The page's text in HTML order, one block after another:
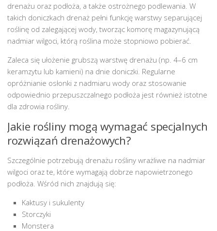
drenażu oraz podłoża, a także ostrożnego podlewania. W
takich doniczkach drenaż pełni funkcję warstwy separującej
roślinę od zalegającej wody, tworząc komorę magazynującą
nadmiar wilgoci, którą roślina może stopniowo pobierać.
Zaleca się ułożenie grubszą warstwę drenażu (np. 4–6 cm
keramzytu lub kamieni) na dnie doniczki. Regularne
opróżnianie osłonki z nadmiaru wody oraz stosowanie
odpowiednio przepuszczalnego podłoża jest również istotne
dla zdrowia rośliny.
Jakie rośliny mogą wymagać specjalnych
rozwiązań drenażowych?
Szczególnie potrzebują drenażu rośliny wrażliwe na nadmiar
wilgoci oraz te, które wymagają dobrze napowietrzonego
podłoża. Wśród nich znajdują się:
Kaktusy i sukulenty
Storczyki
Monstera